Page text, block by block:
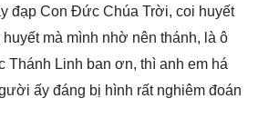
đạp Con Đức Chúa Trời, coi huyết
mà mình nhờ nên thánh, là ô
Linh ban ơn, thì anh em há
ấy đáng bị hình rất nghiêm đoán